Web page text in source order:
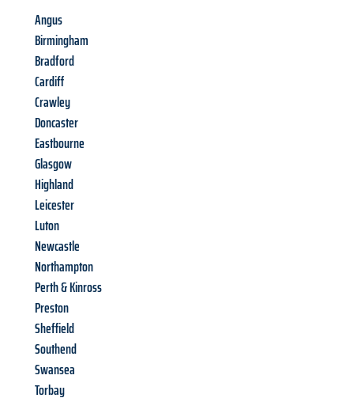
Angus
Birmingham
Bradford
Cardiff
Crawley
Doncaster
Eastbourne
Glasgow
Highland
Leicester
Luton
Newcastle
Northampton
Perth & Kinross
Preston
Sheffield
Southend
Swansea
Torbay